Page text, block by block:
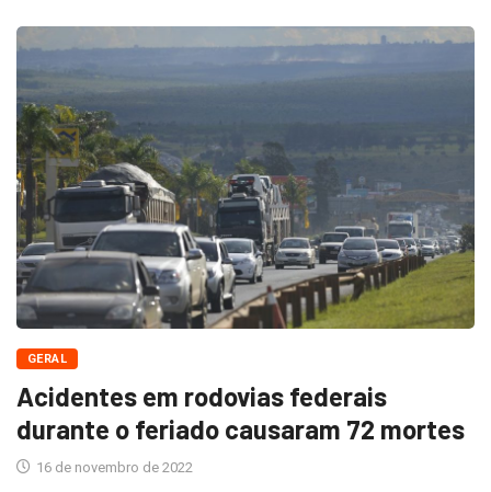
GERAL
Acidentes em rodovias federais
durante o feriado causaram 72 mortes
16 de novembro de 2022